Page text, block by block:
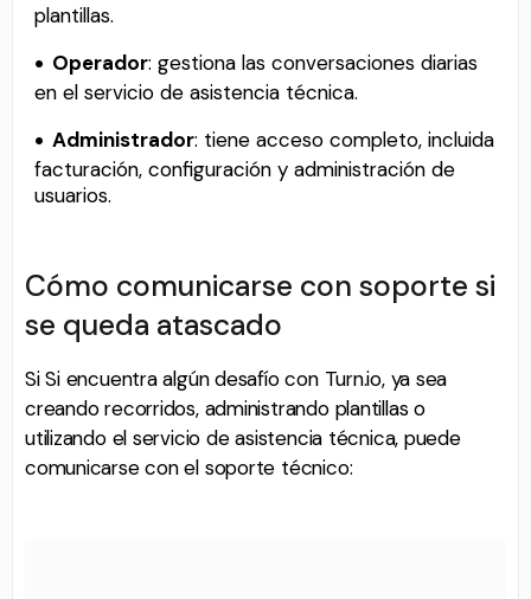
plantillas.
Operador: gestiona las conversaciones diarias
en el servicio de asistencia técnica.
Administrador: tiene acceso completo, incluida
facturación, configuración y administración de
usuarios.
Cómo comunicarse con soporte si
se queda atascado
Si Si encuentra algún desafío con Turn.io, ya sea
creando recorridos, administrando plantillas o
utilizando el servicio de asistencia técnica, puede
comunicarse con el soporte técnico: